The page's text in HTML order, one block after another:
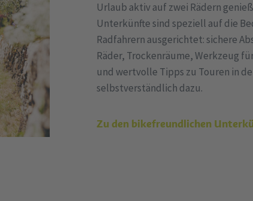
Urlaub aktiv auf zwei Rädern
Unterkünfte sind speziell auf die
Radfahrern ausgerichtet: sichere
Räder, Trockenräume, Werkzeug
und wertvolle Tipps zu Touren in
selbstverständlich dazu.
Zu den bikefreundlichen